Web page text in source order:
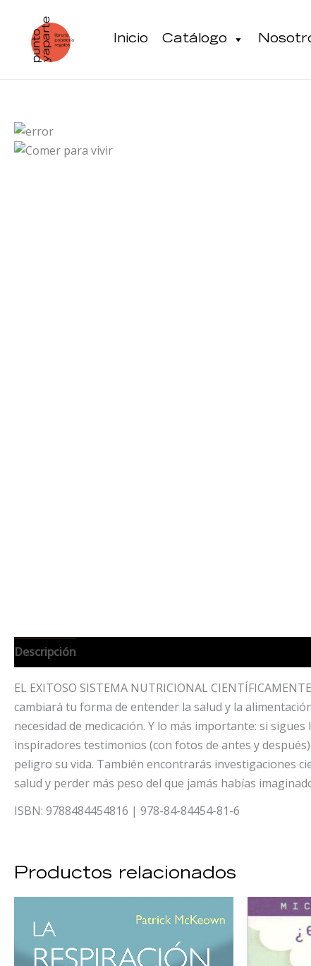
contenido
Inicio Catálogo
Descripción
EL EXITOSO SISTEMA NUTRICIONAL
cambiará tu forma de entender la salud y la
necesidad de medicación. Y lo más importante: si
inspiradores testimonios (con fotos de antes y
peligro su vida. También encontrarás investigaciones
salud y perder más peso del que jamás habías
ISBN: 9788484454816 | 978-84-84454-81-6
Productos relacionados